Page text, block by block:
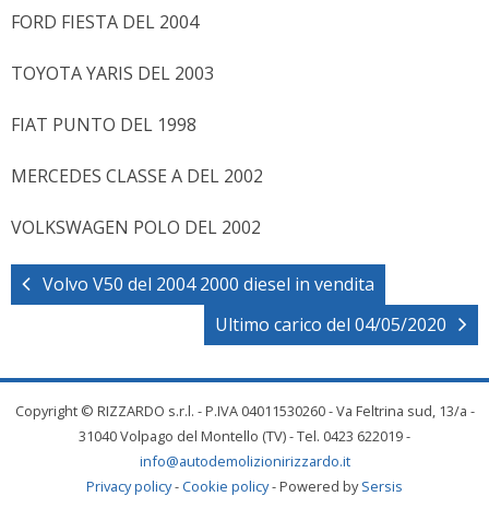
FORD FIESTA DEL 2004
TOYOTA YARIS DEL 2003
FIAT PUNTO DEL 1998
MERCEDES CLASSE A DEL 2002
VOLKSWAGEN POLO DEL 2002
Volvo V50 del 2004 2000 diesel in vendita
Ultimo carico del 04/05/2020
Copyright © RIZZARDO s.r.l. - P.IVA 04011530260 - Va Feltrina sud, 13/a -
31040 Volpago del Montello (TV) - Tel. 0423 622019 -
info@autodemolizionirizzardo.it
Privacy policy-Cookie policy- Powered bySersis